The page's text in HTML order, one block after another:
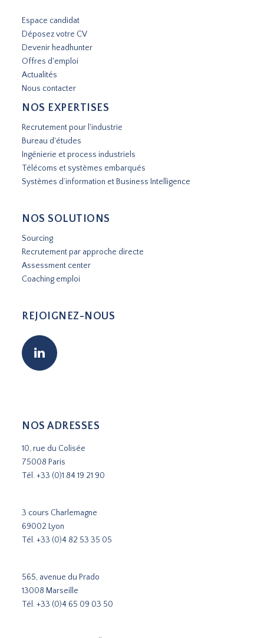
Espace candidat
Déposez votre CV
Devenir headhunter
Offres d'emploi
Actualités
Nous contacter
NOS EXPERTISES
Recrutement pour l'industrie
Bureau d'études
Ingénierie et process industriels
Télécoms et systèmes embarqués
Systèmes d’information et Business Intelligence
NOS SOLUTIONS
Sourcing
Recrutement par approche directe
Assessment center
Coaching emploi
REJOIGNEZ-NOUS
NOS ADRESSES
10, rue du Colisée
75008 Paris
Tél.+33 (0)1 84 19 21 90
3 cours Charlemagne
69002 Lyon
Tél.+33 (0)4 82 53 35 05
565, avenue du Prado
13008 Marseille
Tél.+33 (0)4 65 09 03 50